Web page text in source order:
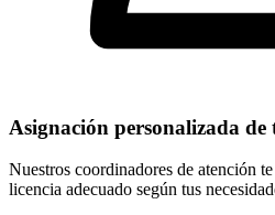
Asignación personalizada de
Nuestros coordinadores de atención
licencia adecuado según tus